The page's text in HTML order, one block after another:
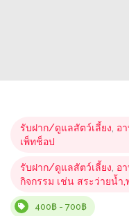
รับฝาก/ดูแลสัตว์เลี้ยง อ
เพ็ทช็อป
รับฝาก/ดูแลสัตว์เลี้ยง อ
กิจกรรม เช่น สระว่ายน้ำ,
400฿ - 700฿